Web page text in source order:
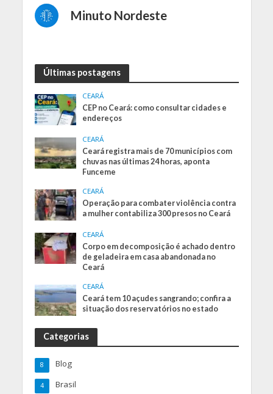
Minuto Nordeste
Últimas postagens
CEARÁ
CEP no Ceará: como consultar cidades e
endereços
CEARÁ
Ceará registra mais de 70 municípios com
chuvas nas últimas 24 horas, aponta
Funceme
CEARÁ
Operação para combater violência contra
a mulher contabiliza 300 presos no Ceará
CEARÁ
Corpo em decomposição é achado dentro
de geladeira em casa abandonada no
Ceará
CEARÁ
Ceará tem 10 açudes sangrando; confira a
situação dos reservatórios no estado
Categorias
Blog
8
Brasil
4